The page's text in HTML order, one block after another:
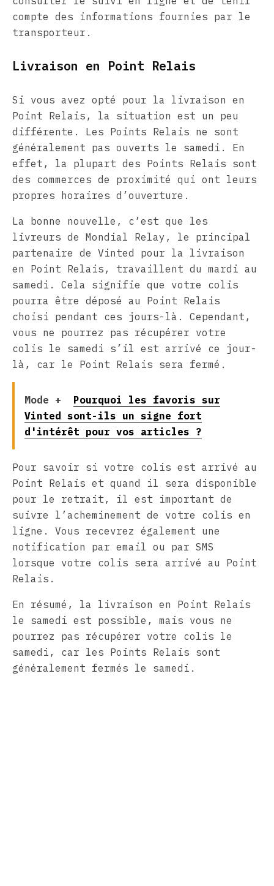
compte des informations fournies par le
transporteur.
Livraison en Point Relais
Si vous avez opté pour la livraison en
Point Relais, la situation est un peu
différente. Les Points Relais ne sont
généralement pas ouverts le samedi. En
effet, la plupart des Points Relais sont
des commerces de proximité qui ont leurs
propres horaires d’ouverture.
La bonne nouvelle, c’est que les
livreurs de Mondial Relay, le principal
partenaire de Vinted pour la livraison
en Point Relais, travaillent du mardi au
samedi. Cela signifie que votre colis
pourra être déposé au Point Relais
choisi pendant ces jours-là. Cependant,
vous ne pourrez pas récupérer votre
colis le samedi s’il est arrivé ce jour-
là, car le Point Relais sera fermé.
Mode +
Pourquoi les favoris sur
Vinted sont-ils un signe fort
d'intérêt pour vos articles ?
Pour savoir si votre colis est arrivé au
Point Relais et quand il sera disponible
pour le retrait, il est important de
suivre l’acheminement de votre colis en
ligne. Vous recevrez également une
notification par email ou par SMS
lorsque votre colis sera arrivé au Point
Relais.
En résumé, la livraison en Point Relais
le samedi est possible, mais vous ne
pourrez pas récupérer votre colis le
samedi, car les Points Relais sont
généralement fermés le samedi.